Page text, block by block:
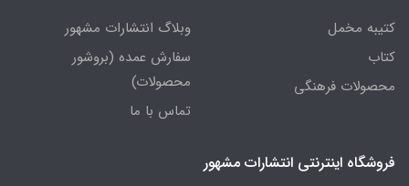
کتیبه مخمل
کتاب
محصولات فرهنگی
وبلاگ انتشارات مشهور
سفارش عمده (بروشور
محصولات)
تماس با ما
فروشگاه اینترنتی انتشارات مشهور